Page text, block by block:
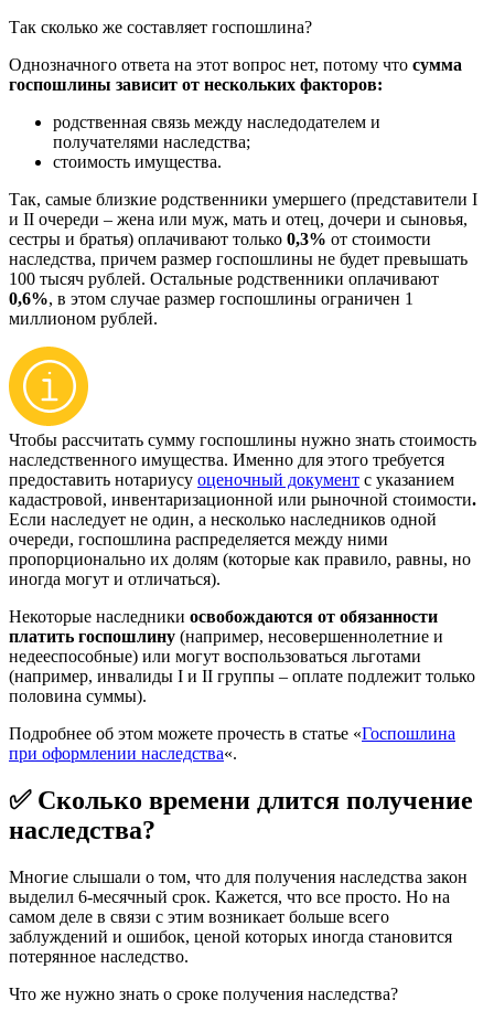
Так сколько же составляет госпошлина?
Однозначного ответа на этот вопрос нет, потому что сумма
госпошлины зависит от нескольких факторов:
родственная связь между наследодателем и
получателями наследства;
стоимость имущества.
Так, самые близкие родственники умершего (представители I
и II очереди – жена или муж, мать и отец, дочери и сыновья,
сестры и братья) оплачивают только 0,3% от стоимости
наследства, причем размер госпошлины не будет превышать
100 тысяч рублей. Остальные родственники оплачивают
0,6%, в этом случае размер госпошлины ограничен 1
миллионом рублей.
Чтобы рассчитать сумму госпошлины нужно знать стоимость
наследственного имущества. Именно для этого требуется
предоставить нотариусу оценочный документ с указанием
кадастровой, инвентаризационной или рыночной стоимости.
Если наследует не один, а несколько наследников одной
очереди, госпошлина распределяется между ними
пропорционально их долям (которые как правило, равны, но
иногда могут и отличаться).
Некоторые наследники освобождаются от обязанности
платить госпошлину (например, несовершеннолетние и
недееспособные) или могут воспользоваться льготами
(например, инвалиды I и II группы – оплате подлежит только
половина суммы).
Подробнее об этом можете прочесть в статье «Госпошлина
при оформлении наследства«.
✅ Сколько времени длится получение
наследства?
Многие слышали о том, что для получения наследства закон
выделил 6-месячный срок. Кажется, что все просто. Но на
самом деле в связи с этим возникает больше всего
заблуждений и ошибок, ценой которых иногда становится
потерянное наследство.
Что же нужно знать о сроке получения наследства?